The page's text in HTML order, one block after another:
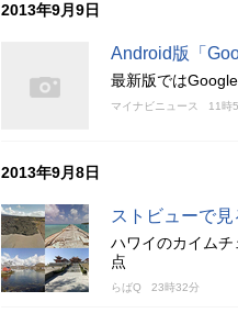
2013年9月9日
Android版「
最新版では
マイナビニュース 11時
2013年9月8日
ストビューで見
ハワイのカイム
点
らばQ 23時32分